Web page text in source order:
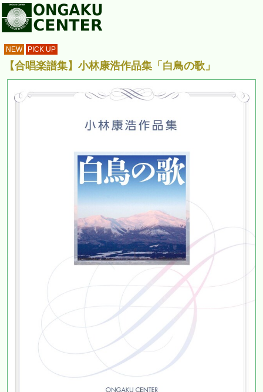
NEW PICK UP
【合唱楽譜集】小林康浩作品集「白鳥の歌」